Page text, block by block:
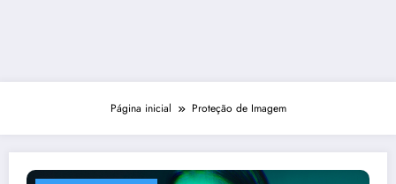
Página inicial Proteção de Imagem